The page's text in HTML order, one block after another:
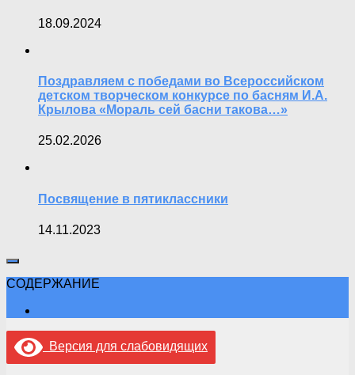
18.09.2024
Поздравляем с победами во Всероссийском
детском творческом конкурсе по басням И.А.
Крылова «Мораль сей басни такова…»
25.02.2026
Посвящение в пятиклассники
14.11.2023
СОДЕРЖАНИЕ
Версия для слабовидящих